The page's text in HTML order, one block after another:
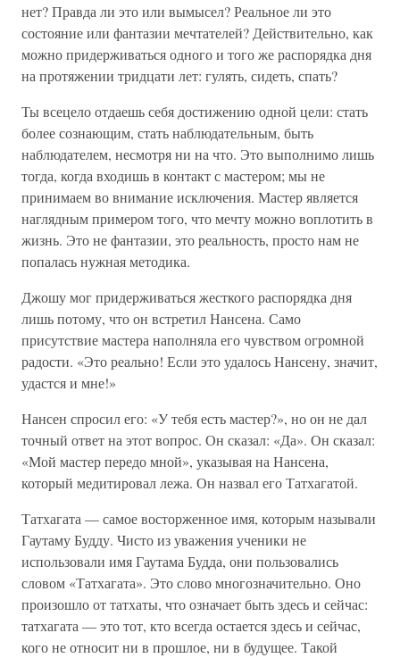
нет? Правда ли это или вымысел? Реальное ли это
состояние или фантазии мечтателей? Действительно, как
можно придерживаться одного и того же распорядка дня
на протяжении тридцати лет: гулять, сидеть, спать?
Ты всецело отдаешь себя достижению одной цели: стать
более сознающим, стать наблюдательным, быть
наблюдателем, несмотря ни на что. Это выполнимо лишь
тогда, когда входишь в контакт с мастером; мы не
принимаем во внимание исключения. Мастер является
наглядным примером того, что мечту можно воплотить в
жизнь. Это не фантазии, это реальность, просто нам не
попалась нужная методика.
Джошу мог придерживаться жесткого распорядка дня
лишь потому, что он встретил Нансена. Само
присутствие мастера наполняла его чувством огромной
радости. «Это реально! Если это удалось Нансену, значит,
удастся и мне!»
Нансен спросил его: «У тебя есть мастер?», но он не дал
точный ответ на этот вопрос. Он сказал: «Да». Он сказал:
«Мой мастер передо мной», указывая на Нансена,
который медитировал лежа. Он назвал его Татхагатой.
Татхагата — самое восторженное имя, которым называли
Гаутаму Будду. Чисто из уважения ученики не
использовали имя Гаутама Будда, они пользовались
словом «Татхагата». Это слово многозначительно. Оно
произошло от татхаты, что означает быть здесь и сейчас:
татхагата — это тот, кто всегда остается здесь и сейчас,
кого не относит ни в прошлое, ни в будущее. Такой